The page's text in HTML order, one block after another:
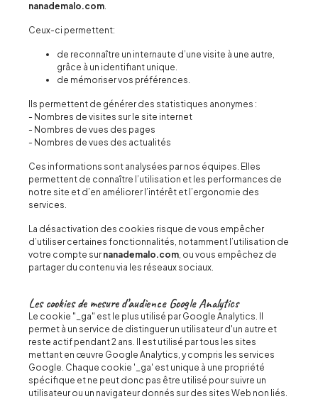
nanademalo.com.
Ceux-ci permettent:
de reconnaître un internaute d’une visite à une autre,
grâce à un identifiant unique.
de mémoriser vos préférences.
Ils permettent de générer des statistiques anonymes :
- Nombres de visites sur le site internet
- Nombres de vues des pages
- Nombres de vues des actualités
Ces informations sont analysées par nos équipes. Elles
permettent de connaître l’utilisation et les performances de
notre site et d’en améliorer l’intérêt et l’ergonomie des
services.
La désactivation des cookies risque de vous empêcher
d’utiliser certaines fonctionnalités, notamment l’utilisation de
votre compte sur nanademalo.com, ou vous empêchez de
partager du contenu via les réseaux sociaux.
Les cookies de mesure d’audience Google Analytics
Le cookie "_ga" est le plus utilisé par Google Analytics. Il
permet à un service de distinguer un utilisateur d'un autre et
reste actif pendant 2 ans. Il est utilisé par tous les sites
mettant en œuvre Google Analytics, y compris les services
Google. Chaque cookie '_ga' est unique à une propriété
spécifique et ne peut donc pas être utilisé pour suivre un
utilisateur ou un navigateur donnés sur des sites Web non liés.